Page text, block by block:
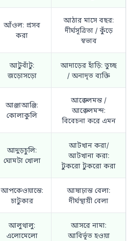
আঁওল: প্রসব
করা
আঠার মাসে বছর:
দীর্ঘসূত্রিতা / কুঁড়ে
স্বভাব
আটুবাঁটু:
জড়োসড়ো
আদাড়ের হাঁড়ি: তুচ্ছ
/ অনাদৃত ব্যক্তি
আঞ্জাআঞ্জি:
কোলাকুলি
আক্কেলমন্ত /
আক্কেলমন্দ:
বিবেচনা করে এমন
আদুড়চুলি:
ঘোমটা খোলা
আটখান করা/
আটখানা করা:
টুকরো টুকরো করা
আপকেওয়ান্তে:
চাটুকার
আষাঢ়ান্ত বেলা:
দীর্ঘস্থায়ী বেলা
আলুথালু:
এলোমেলো
আসরে নামা:
আবির্ভূত হওয়া